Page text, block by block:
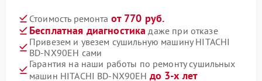
Стоимость ремонта от 770 руб.
Бесплатная диагностика даже при отказе
Привезем и увезем сушильную машину HITACHI
BD-NX90EH сами
Гарантия на наши работы по ремонту сушильных
машин HITACHI BD-NX90EH до 3-х лет